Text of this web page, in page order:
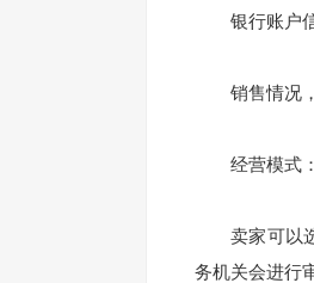
银行账户信
销售情况，
经营模式：
卖家可以选
务机关会进行